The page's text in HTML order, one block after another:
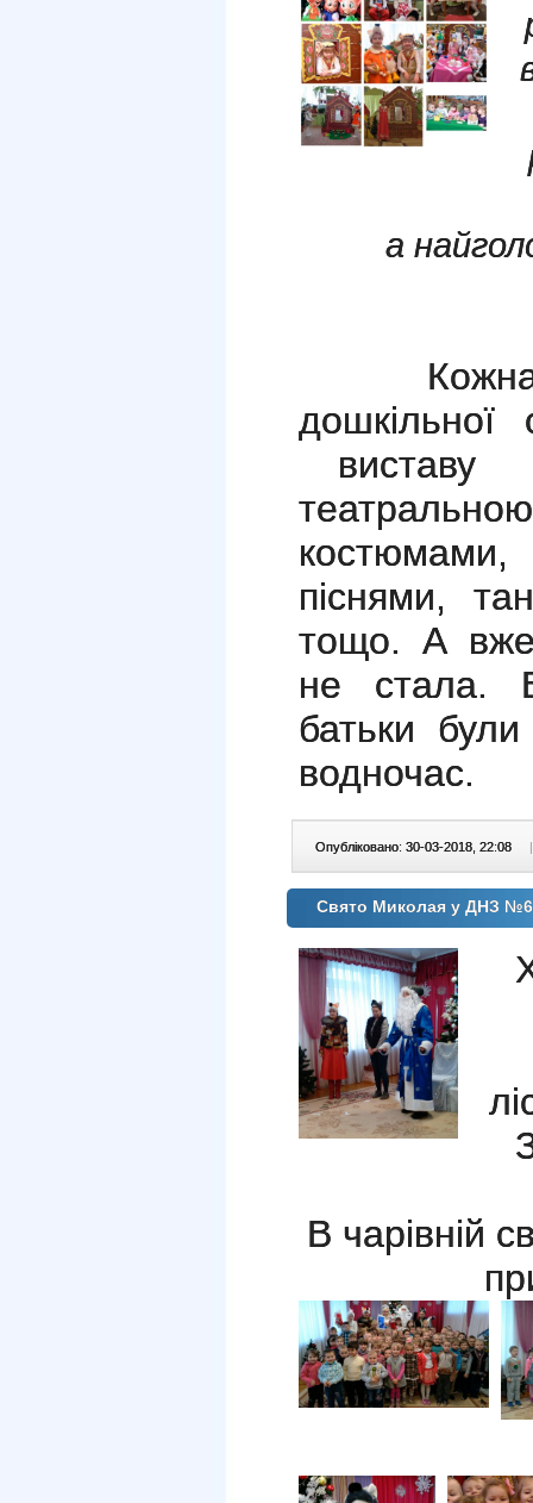
а
Кожна
виставу
костюмами,
піснями,
тощо. А вже
не стала.
батьки
водночас.
Опубліковано: 30-03-2018, 22:08 |
Свято Миколая у ДНЗ
В чарівній